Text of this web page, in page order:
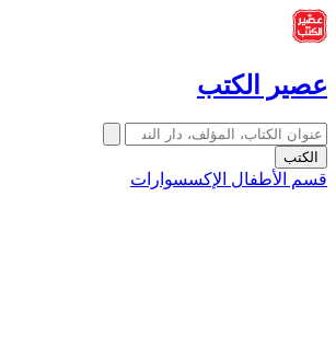
عصير الكتب
الكتب
قسم الأطفال الإكسسوارات